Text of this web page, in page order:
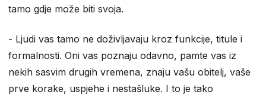
tamo gdje može biti svoja.
- Ljudi vas tamo ne doživljavaju kroz funkcije, titule i
formalnosti. Oni vas poznaju odavno, pamte vas iz
nekih sasvim drugih vremena, znaju vašu obitelj, vaše
prve korake, uspjehe i nestašluke. I to je tako